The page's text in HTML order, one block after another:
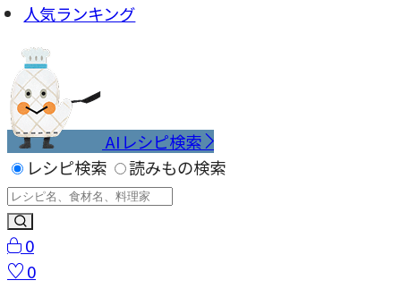
人気ランキング
AIレシピ検索
レシピ検索
読みもの検索
0
0